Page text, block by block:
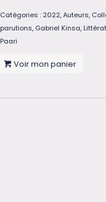
Catégories : 2022,Auteurs,
parutions, Gabriel Kinsa,
Paari
Voir mon panier